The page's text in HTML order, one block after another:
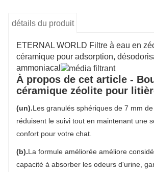
détails du produit
ETERNAL WORLD Filtre à eau en
céramique pour adsorption,
ammoniacal
À propos de cet article -
céramique zéolite pour
(un).Les granulés sphériques de 7 mm
réduisent le suivi tout en maintenant une
confort pour votre chat.
(b).La formule améliorée améliore
capacité à absorber les odeurs d'urine,